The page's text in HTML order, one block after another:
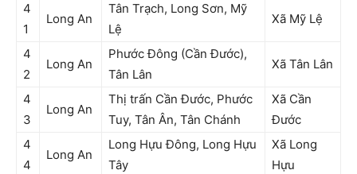
4
1
Long An
Tân Trạch, Long Sơn, Mỹ
Lệ
Xã Mỹ Lệ
4
2
Long An
Phước Đông (Cần Đước),
Tân Lân
Xã Tân Lân
4
3
Long An
Thị trấn Cần Đước, Phước
Tuy, Tân Ân, Tân Chánh
Xã Cần
Đước
4
4
Long An
Long Hựu Đông, Long Hựu
Tây
Xã Long
Hựu